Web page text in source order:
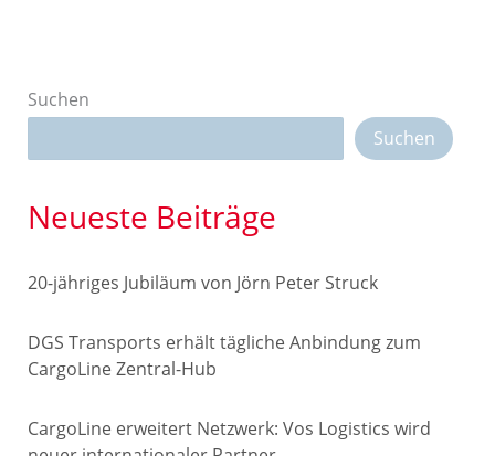
Suchen
Suchen
Neueste Beiträge
20-jähriges Jubiläum von Jörn Peter Struck
DGS Transports erhält tägliche Anbindung zum
CargoLine Zentral-Hub
CargoLine erweitert Netzwerk: Vos Logistics wird